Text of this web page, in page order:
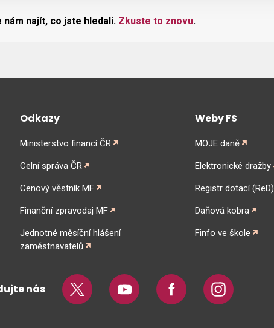
nám najít, co jste hledali. Zkuste to znovu.
Odkazy
Ministerstvo financí ČR
Celní správa ČR
Cenový věstník MF
Finanční zpravodaj MF
Jednotné měsíční hlášení
zaměstnavatelů
Weby FS
MOJE daně
Elektronické dražby
Registr dotací (ReD)
Daňová kobra
Finfo ve škole
nás Twitter Youtube Facebook Instagram